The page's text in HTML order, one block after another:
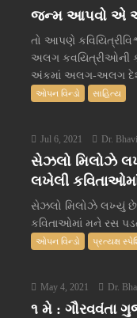
જન્મ આપવો એ
તો આપણે
અલગ કવયિત્રીઓની
અંકમાં અલગ-અલગ
ઓપન વિન્ડો સાહિત્ય
Jul 6, 2021 Dr.
સેઝલો મિલોઝે
લખેલી
સેઝલો મિલોઝે લખ્યું
કવિતાઓમાં મને રસ
ઓપન વિન્ડો પ્રત્યક્ષ
May 4, 2021 Dr.
૧ મે : ગૌરવવંતા